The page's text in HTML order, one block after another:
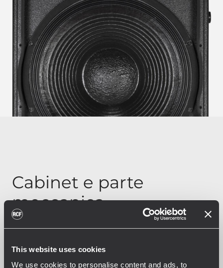
This website uses cookies
We use cookies to personalise content and ads, to
Cabinet e parte
meccanica
I cabinet RCF sono realizzati in multistrato
robusta finitura nera. I subwoofer sono